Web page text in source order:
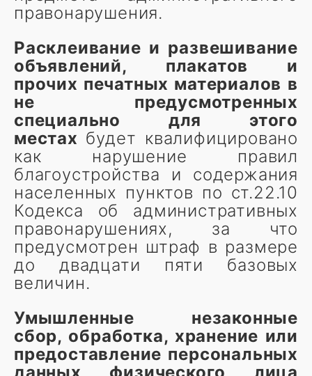
правонарушения.
Расклеивание и развешивание
объявлений, плакатов и
прочих печатных материалов в
не предусмотренных
специально для этого
местах будет квалифицировано
как нарушение правил
благоустройства и содержания
населенных пунктов по ст.22.10
Кодекса об административных
правонарушениях, за что
предусмотрен штраф в размере
до двадцати пяти базовых
величин.
Умышленные незаконные
сбор, обработка, хранение или
предоставление персональных